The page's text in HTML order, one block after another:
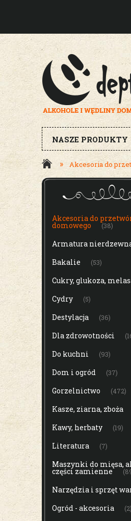
NASZE PRODUKTY
» Akcesoria do
MENU
Akcesoria do
domowego (38)
Armatura
Bakalie (53)
Cukry, glukoza,
Cydry (5)
Destylacja (36)
Dla zdrowotności
Do kuchni (93)
Dom i ogród (37)
Gorzelnictwo (472)
Kasze, ziarna, zboża
Kawy, herbaty (19)
Literatura (7)
Maszynki do mięsa,
części zamienne
Narzędzia i sprzęt
Ogród - akcesoria (2)